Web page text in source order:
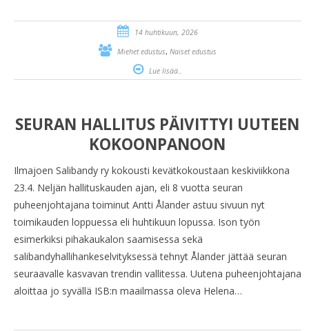
14 huhtikuun, 2026
Miehet edustus, Naiset edustus
Lue lisää..
SEURAN HALLITUS PÄIVITTYI UUTEEN
KOKOONPANOON
Ilmajoen Salibandy ry kokousti kevätkokoustaan keskiviikkona
23.4. Neljän hallituskauden ajan, eli 8 vuotta seuran
puheenjohtajana toiminut Antti Ålander astuu sivuun nyt
toimikauden loppuessa eli huhtikuun lopussa. Ison työn
esimerkiksi pihakaukalon saamisessa sekä
salibandyhallihankeselvityksessä tehnyt Ålander jättää seuran
seuraavalle kasvavan trendin vallitessa. Uutena puheenjohtajana
aloittaa jo syvällä ISB:n maailmassa oleva Helena…